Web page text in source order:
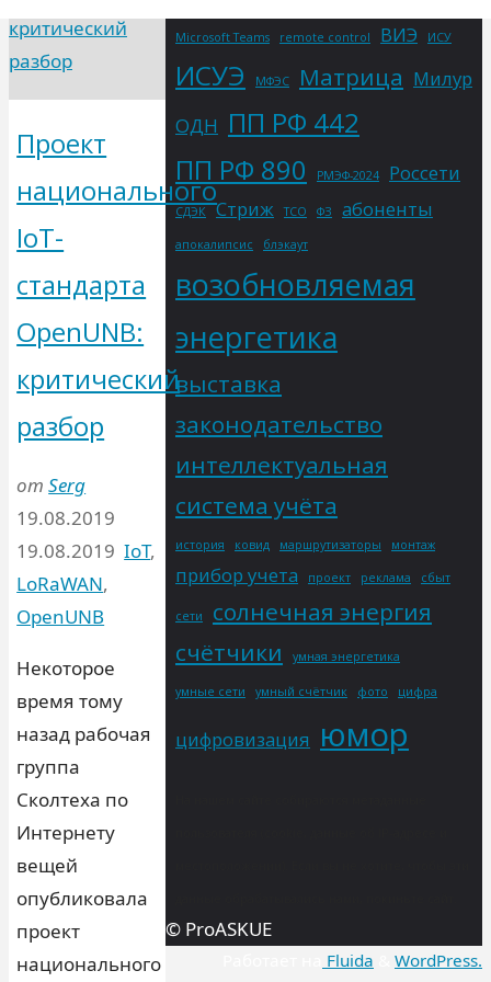
Проект
национального
IoT-
стандарта
OpenUNB:
критический
разбор
от Serg
19.08.2019
19.08.2019 IoT,
LoRaWAN,
OpenUNB
Некоторое
время тому
назад рабочая
группа
Сколтеха по
Интернету
вещей
опубликовала
проект
национального
Microsoft Teams remote control ВИЭ ИСУ
ИСУЭ МФЭС Матрица Милур
ОДН ПП РФ 442
ПП РФ 890
РМЭФ-2024 Россети
СДЭК Стриж ТСО ФЗ абоненты
апокалипсис блэкаут
возобновляемая
энергетика
выставка
законодательство
интеллектуальная
система учёта
история ковид маршрутизаторы монтаж
прибор учета проект реклама сбыт
сети
солнечная энергия
счётчики
умная энергетика
умные сети умный счётчик фото цифра
цифровизация юмор
© ProASKUE
Fluida WordPress.